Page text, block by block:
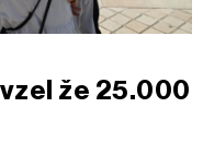
že 25.000